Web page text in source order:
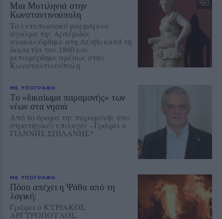
Μια Μυτιληνιά στην
Κωνσταντινούπολη
Tο εντυπωσιακό μαρμάρινο
άγαλμα της Αρτέμιδος
ανακαλύφθηκε στη Λέσβο κατά τη
δεκαετία του 1860 και
μεταφέρθηκε αμέσως στην
Κωνσταντινούπολη
ΜΕ ΥΠΟΓΡΑΦΗ
Το «δικαίωμα παραμονής» των
νέων στα νησιά
Από το όραμα της παραμονής στις
στρατηγικές επιλογές - Γράφει ο
ΓΙΑΝΝΗΣ ΣΠΙΛΑΝΗΣ*
ΜΕ ΥΠΟΓΡΑΦΗ
Πόσο απέχει η Ψάθα από τη
λογική;
Γράφει ο ΚΥΡΙΑΚΟΣ
ΑΡΓΥΡΟΠΟΥΛΟΣ